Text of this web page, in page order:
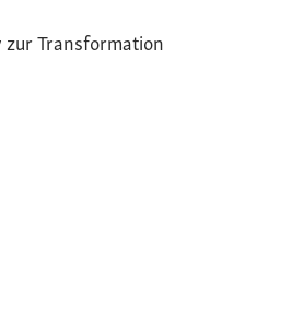
zur Transformation